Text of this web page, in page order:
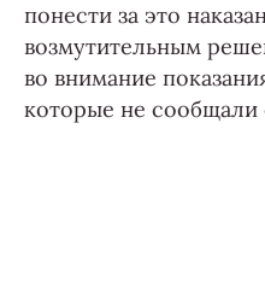
понести за это
возмутительным
во внимание
которые не